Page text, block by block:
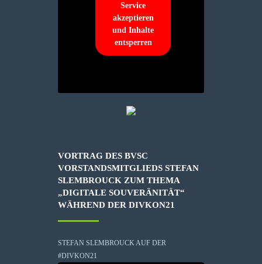
Service
akzeptieren
und Inhalte
entsperren
VORTRAG DES BVSC
VORSTANDSMITGLIEDS STEFAN
SLEMBROUCK ZUM THEMA
„DIGITALE SOUVERÄNITÄT“
WÄHREND DER DIVKON21
STEFAN SLEMBROUCK AUF DER
#DIVKON21